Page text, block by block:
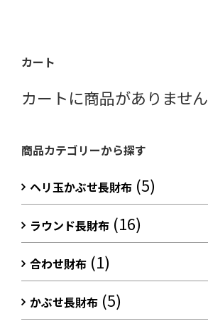
カート
カートに商品がありません
商品カテゴリーから探す
ヘリ玉かぶせ長財布 (5)
ラウンド長財布 (16)
合わせ財布 (1)
かぶせ長財布 (5)